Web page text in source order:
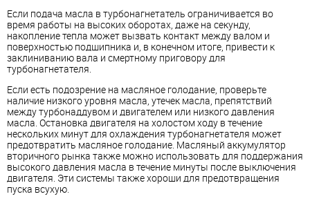
Если подача масла в турбонагнетатель ограничивается во
время работы на высоких оборотах, даже на секунду,
накопление тепла может вызвать контакт между валом и
поверхностью подшипника и, в конечном итоге, привести к
заклиниванию вала и смертному приговору для
турбонагнетателя.
Если есть подозрение на масляное голодание, проверьте
наличие низкого уровня масла, утечек масла, препятствий
между турбонаддувом и двигателем или низкого давления
масла. Остановка двигателя на холостом ходу в течение
нескольких минут для охлаждения турбонагнетателя может
предотвратить масляное голодание. Масляный аккумулятор
вторичного рынка также можно использовать для поддержания
высокого давления масла в течение минуты после выключения
двигателя. Эти системы также хороши для предотвращения
пуска всухую.